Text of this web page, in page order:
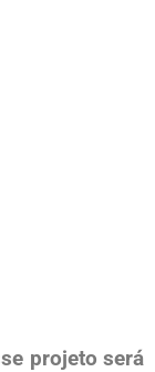
projeto será